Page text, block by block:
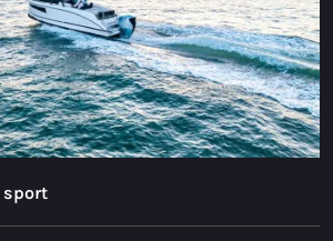
sport